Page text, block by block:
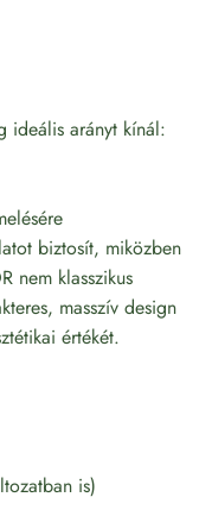
ideális arányt kínál:
biztosít, miközben
nem klasszikus
masszív design
értékét.
is)